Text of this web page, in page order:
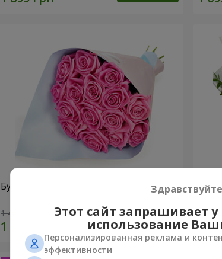
Букет "15 розовых роз"
1 411 грн Заказать 1 399
Этот сайт запрашивает у
использование
Персонализированная реклама и
эффективности